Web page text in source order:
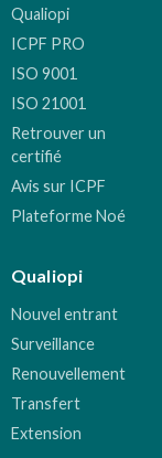
Qualiopi
ICPF PRO
ISO 9001
ISO 21001
Retrouver un
certifié
Avis sur ICPF
Plateforme Noé
Qualiopi
Nouvel entrant
Surveillance
Renouvellement
Transfert
Extension